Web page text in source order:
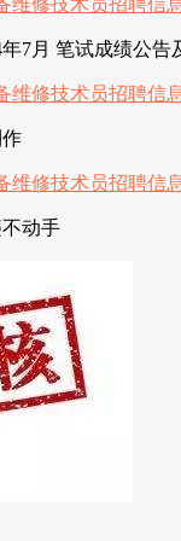
7月 笔试成绩公告
动手